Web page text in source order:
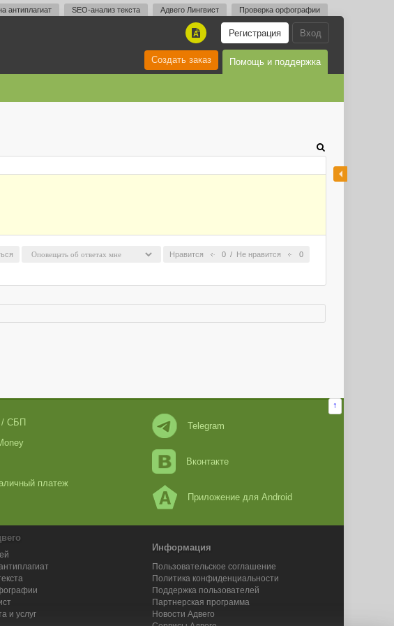
антиплагиат SEO-анализ текста Адвего Лингвист Проверка орфографии
Вход
Регистрация
A
Помощь и поддержка
Создать заказ
Нравится 0 / Не нравится 0
↑
СБП
платеж
Telegram
Вконтакте
Приложение для Android
и услуг
Информация
Пользовательское соглашение
Политика конфиденциальности
Поддержка пользователей
Партнерская программа
Новости Адвего